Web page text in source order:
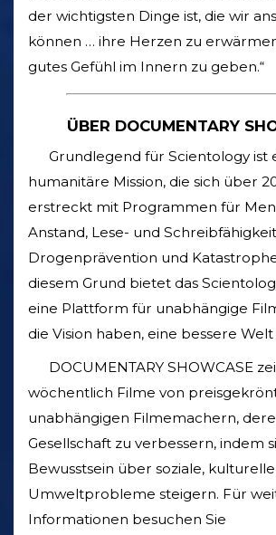
der wichtigsten Dinge ist, die wir
können … ihre Herzen zu
gutes Gefühl im Innern zu geben.“
ÜBER DOCUMENTARY
Grundlegend für Scientology ist
humanitäre Mission, die sich über
erstreckt mit Programmen für
Anstand, Lese- und
Drogenprävention und
diesem Grund bietet das
eine Plattform für unabhängige
die Vision haben, eine bessere Welt
DOCUMENTARY SHOWCASE
wöchentlich Filme von
unabhängigen Filmemachern,
Gesellschaft zu verbessern, indem
Bewusstsein über soziale,
Umweltprobleme steigern. Für
Informationen besuchen Sie